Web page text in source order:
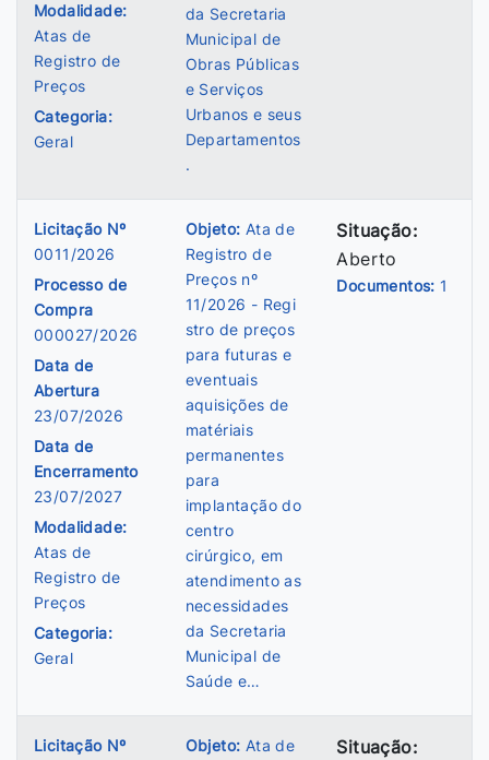
Modalidade:
Atas de
Registro de
Preços
Categoria:
Geral
da Secretaria
Municipal de
Obras Públicas
e Serviços
Urbanos e seus
Departamentos
.
Licitação Nº
0011/2026
Processo de
Compra
000027/2026
Data de
Abertura
23/07/2026
Data de
Encerramento
23/07/2027
Modalidade:
Atas de
Registro de
Preços
Categoria:
Geral
Objeto: Ata de
Registro de
Preços nº
11/2026 - Regi
stro de preços
para futuras e
eventuais
aquisições de
matériais
permanentes
para
implantação do
centro
cirúrgico, em
atendimento as
necessidades
da Secretaria
Municipal de
Saúde e…
Situação:
Aberto
Documentos: 1
Licitação Nº
Objeto: Ata de
Situação: